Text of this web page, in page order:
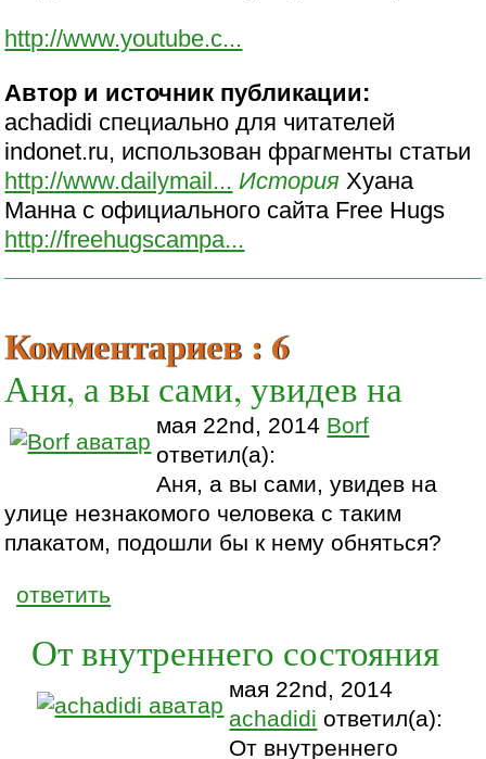
http://www.youtube.c...
Автор и источник публикации:
achadidi специально для читателей
indonet.ru, использован фрагменты статьи
http://www.dailymail... История Хуана
Манна с официального сайта Free Hugs
http://freehugscampa...
Комментариев : 6
Аня, а вы сами, увидев на
мая 22nd, 2014 Borf
ответил(а):
Аня, а вы сами, увидев на
улице незнакомого человека с таким
плакатом, подошли бы к нему обняться?
ответить
От внутреннего состояния
мая 22nd, 2014
achadidi ответил(а):
От внутреннего